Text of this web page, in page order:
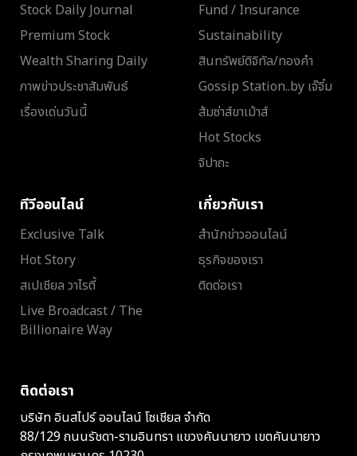
Stock Daily Journal
Premium Stock
Wealth Sharing Daily
ภาพข่าวประชาสัมพันธ์
เรื่องเด่นวันนี้
Fund / Insurance
Sustainability
สินทรัพย์ดิจิทัล/ทองคำ
Gossip Station..by เจ๊จิ๋ม
ส้มซ่าส์ขาเม้าส์
Hot Stocks
จิปาถะ
ทีวีออนไลน์
Exclusive Talk
Hot Story
สเปเชียล วาไรตี้
Live Broadcast / The
Billionaire Way
เกี่ยวกับเรา
สำนักข่าวออนไลน์
ธุรกิจของเรา
ติดต่อเรา
ติดต่อเรา
บริษัท อินสไปร์ ออนไลน์ โซเชียล จำกัด
88/129 ถนนรัชดา-รามอินทรา แขวงคันนายาว เขตคันนายาว